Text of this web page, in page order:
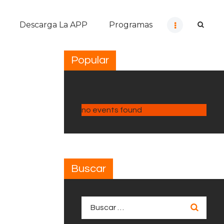
Descarga La APP Programas
Popular
no events found
Buscar